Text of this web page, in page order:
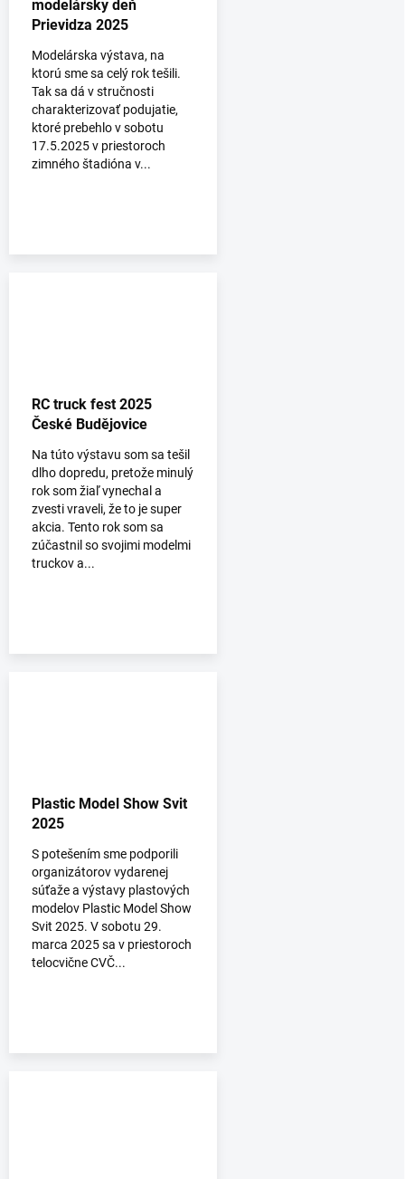
modelársky deň
Prievidza 2025
Modelárska výstava, na
ktorú sme sa celý rok tešili.
Tak sa dá v stručnosti
charakterizovať podujatie,
ktoré prebehlo v sobotu
17.5.2025 v priestoroch
zimného štadióna v...
RC truck fest 2025
České Budějovice
Na túto výstavu som sa tešil
dlho dopredu, pretože minulý
rok som žiaľ vynechal a
zvesti vraveli, že to je super
akcia. Tento rok som sa
zúčastnil so svojimi modelmi
truckov a...
Plastic Model Show Svit
2025
S potešením sme podporili
organizátorov vydarenej
súťaže a výstavy plastových
modelov Plastic Model Show
Svit 2025. V sobotu 29.
marca 2025 sa v priestoroch
telocvične CVČ...